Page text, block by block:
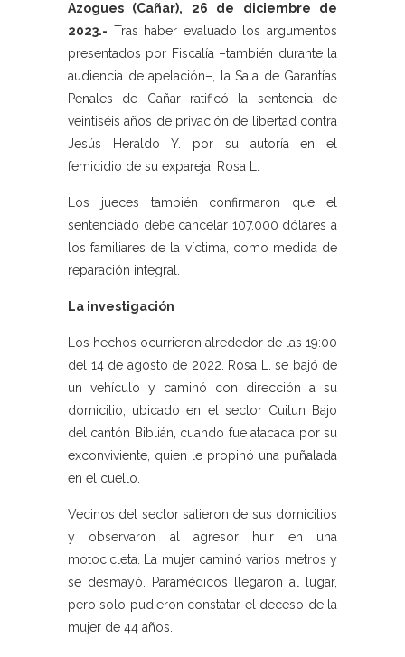
Azogues (Cañar), 26 de diciembre de
2023.- Tras haber evaluado los argumentos
presentados por Fiscalía –también durante la
audiencia de apelación–, la Sala de Garantías
Penales de Cañar ratificó la sentencia de
veintiséis años de privación de libertad contra
Jesús Heraldo Y. por su autoría en el
femicidio de su expareja, Rosa L.
Los jueces también confirmaron que el
sentenciado debe cancelar 107.000 dólares a
los familiares de la víctima, como medida de
reparación integral.
La investigación
Los hechos ocurrieron alrededor de las 19:00
del 14 de agosto de 2022. Rosa L. se bajó de
un vehículo y caminó con dirección a su
domicilio, ubicado en el sector Cuitun Bajo
del cantón Biblián, cuando fue atacada por su
exconviviente, quien le propinó una puñalada
en el cuello.
Vecinos del sector salieron de sus domicilios
y observaron al agresor huir en una
motocicleta. La mujer caminó varios metros y
se desmayó. Paramédicos llegaron al lugar,
pero solo pudieron constatar el deceso de la
mujer de 44 años.